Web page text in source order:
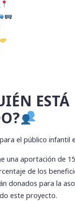
ESTÁ
el público infantil
una aportación de
de los
donados para la
este proyecto.